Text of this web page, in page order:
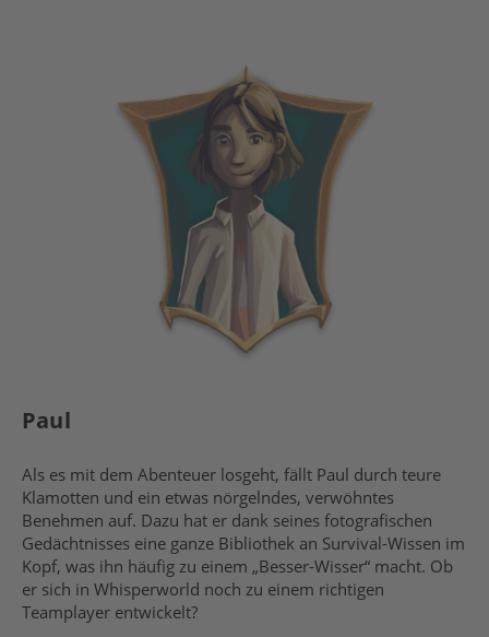
Paul
Als es mit dem Abenteuer losgeht, fällt Paul durch teure
Klamotten und ein etwas nörgelndes, verwöhntes
Benehmen auf. Dazu hat er dank seines fotografischen
Gedächtnisses eine ganze Bibliothek an Survival-Wissen im
Kopf, was ihn häufig zu einem „Besser-Wisser“ macht. Ob
er sich in Whisperworld noch zu einem richtigen
Teamplayer entwickelt?